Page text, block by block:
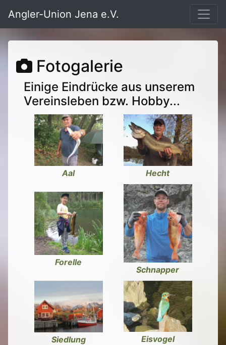
Angler-Union Jena e.V.
Fotogalerie
Einige Eindrücke aus unserem
Vereinsleben bzw. Hobby...
Aal Hecht
Forelle
Schnapper
Siedlung Eisvogel